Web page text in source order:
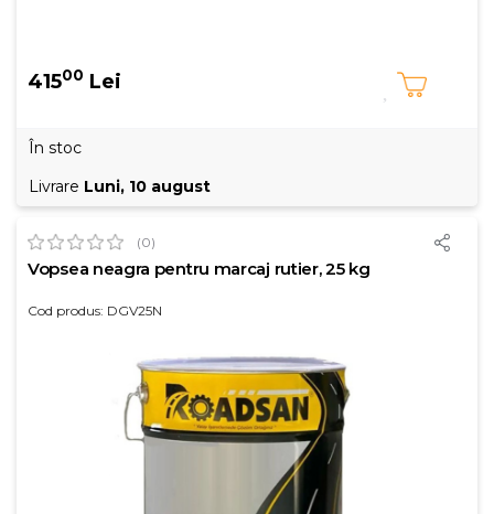
41500 Lei
În stoc
Livrare Luni, 10 august
(0)
Vopsea neagra pentru marcaj rutier, 25 kg
Cod produs: DGV25N